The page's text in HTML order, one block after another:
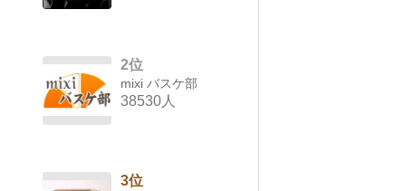
2位
mixi バスケ部
38530人
3位